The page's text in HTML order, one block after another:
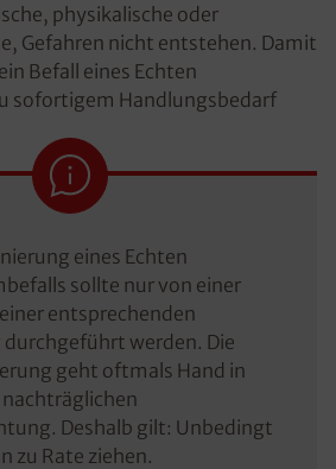
physikalische oder
Gefahren nicht entstehen. Damit
Befall eines Echten
sofortigem Handlungsbedarf
eines Echten
sollte nur von einer
entsprechenden
durchgeführt werden. Die
geht oftmals Hand in
Deshalb gilt: Unbedingt
zu Rate ziehen.